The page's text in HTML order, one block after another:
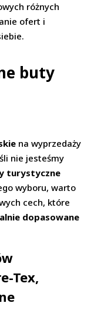
różnych
ofert i
buty
na wyprzedaży
nie jesteśmy
turystyczne
wyboru, warto
cech, które
dopasowane
Tex,